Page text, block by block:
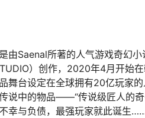
Saenal所著的人气游戏奇幻小
）创作，2020年4月开始
舞台设定在全球拥有20亿玩家
说中的物品——“传说级匠人的
幸与负债，最强玩家就此诞生